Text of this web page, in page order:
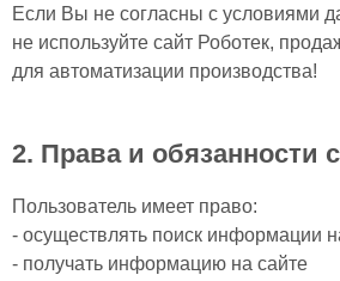
Если Вы не согласны с условиями
не используйте сайт Роботек,
для автоматизации производства!
2. Права и обязанности
Пользователь имеет право:
- осуществлять поиск информации
- получать информацию на сайте